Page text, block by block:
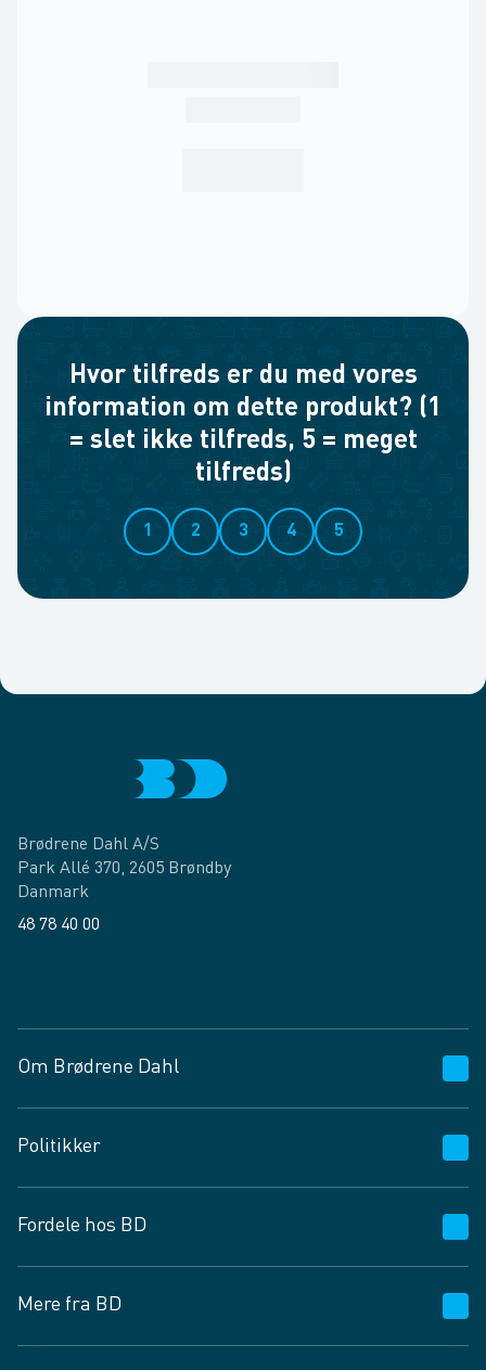
Hvor tilfreds er du med vores
information om dette produkt? (1
= slet ikke tilfreds, 5 = meget
tilfreds)
1 2 3 4 5
Brødrene Dahl A/S
Park Allé 370, 2605 Brøndby
Danmark
48 78 40 00
Om Brødrene Dahl
Vagttelefon 30 10 89 89
Spørgsmål og svar
Job og karriere
Fødevarekontrolrapport
Politikker
Privatlivspolitik
Cookies
Vilkår og betingelser
Fordele hos BD
BD app
BD.dk services
Mere fra BD